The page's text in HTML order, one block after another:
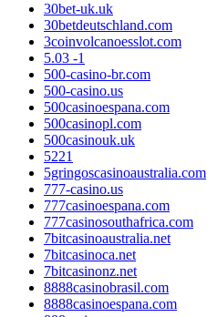
30bet-uk.uk
30betdeutschland.com
3coinvolcanoesslot.com
5.03 -1
500-casino-br.com
500-casino.us
500casinoespana.com
500casinopl.com
500casinouk.uk
5221
5gringoscasinoaustralia.com
777-casino.us
777casinoespana.com
777casinosouthafrica.com
7bitcasinoaustralia.net
7bitcasinoca.net
7bitcasinonz.net
8888casinobrasil.com
8888casinoespana.com